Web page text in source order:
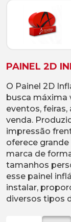
PAINEL 2D
O Painel 2D
busca máxima
eventos,
venda.
impressão
oferece
marca de
tamanhos
esse painel
instalar,
diversos tipos